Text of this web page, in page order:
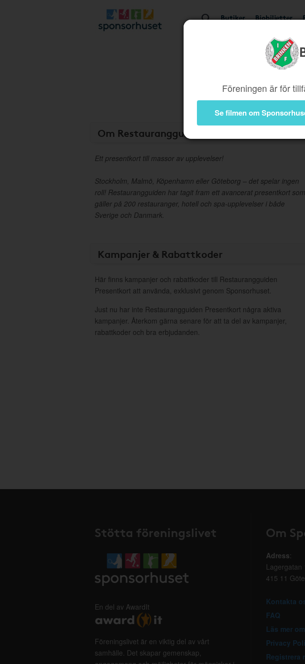
Butiker Biobiljetter
Föreningen är för
Se filmen om
Om Restaurangguiden Presentkort
Ett presentkort till massor av upplevelser!
Stockholm, Malmö, Köpenhamn eller Göteborg – det spelar ingen
roll! Restaurangguiden har tagit fram ett avancerat presentkort som
gäller på 200 restauranger, hotell och spa-upplevelser i både
Sverige och Danmark.
Kampanjer & Rabattkoder
Här finns kampanjer och rabattkoder till Restaurangguiden
Presentkort att använda, exklusivt genom Sponsorhuset.
Just nu har inte Restaurangguiden Presentkort några aktiva
kampanjer. Återkom gärna senare för att ta del av kampanjer,
rabattkoder och bra erbjudanden.
Stötta föreningslivet
En del av AwardIt
Föreningslivet är en viktig del av vårt
samhälle. Det skapar gemenskap,
Om
Adress:
Lagergatan
415 11
Kontakta
FAQ
Läs mer
Privacy
Registrera